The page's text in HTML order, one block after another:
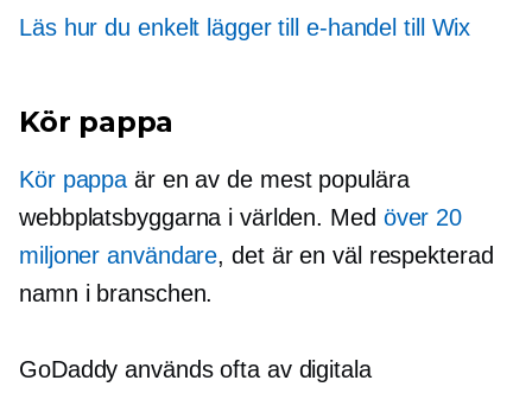
Läs hur du enkelt lägger till e-handel till Wix
Kör pappa
Kör pappa är en av de mest populära
webbplatsbyggarna i världen. Med över 20
miljoner användare, det är enväl respekterad
namn i branschen.
GoDaddy används ofta av digitala